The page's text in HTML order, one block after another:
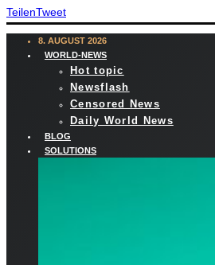
TeilenTweet
8. AUGUST 2026
WORLD-NEWS
Hot topic
Newsflash
Censored News
Daily World News
BLOG
SOLUTIONS